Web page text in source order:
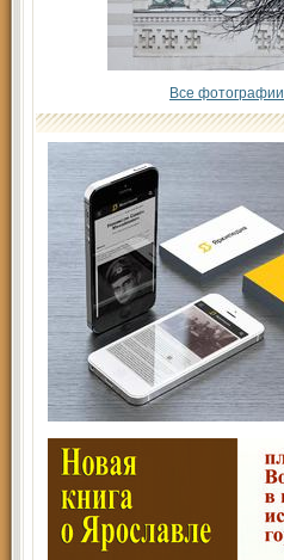
Все фотографии